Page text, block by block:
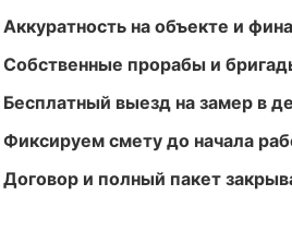
Аккуратность на объекте и
Собственные прорабы и
Бесплатный выезд на замер в
Фиксируем смету до начала
Договор и полный пакет